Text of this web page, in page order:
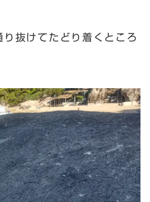
抜けてたどり着くところ